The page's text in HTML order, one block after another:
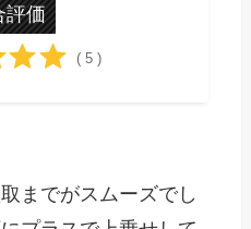
評価
( 5 )
までがスムーズでし